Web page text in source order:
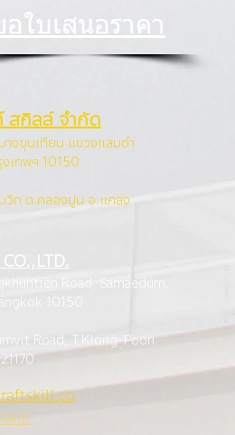
อใบเสนอราคา
สกิลล์ จำกัด
งขุนเทียน แขวงแสมดำ
เทพฯ 10150
วิท ต.คลองปูน อ.แกลง
Road, Samaedum,
ngkok 10150
Road, T.Klong-Poon